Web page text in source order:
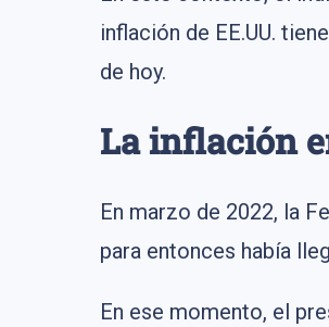
inflación de EE.UU.
de hoy.
La inflación
En marzo de 2022, la
para entonces había
En ese momento, el